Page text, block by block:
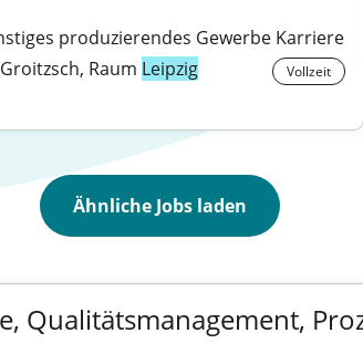
produzierendes Gewerbe Karriere
Groitzsch, Raum Leipzig Vollzeit
Ähnliche Jobs laden
Qualitätsmanagement,